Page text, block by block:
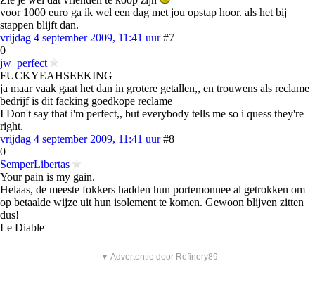
voor 1000 euro ga ik wel een dag met jou opstap hoor. als het bij
stappen blijft dan.
vrijdag 4 september 2009, 11:41 uur #7
0
jw_perfect
FUCKYEAHSEEKING
ja maar vaak gaat het dan in grotere getallen,, en trouwens als reclame
bedrijf is dit facking goedkope reclame
I Don't say that i'm perfect,, but everybody tells me so i quess they're
right.
vrijdag 4 september 2009, 11:41 uur #8
0
SemperLibertas
Your pain is my gain.
Helaas, de meeste fokkers hadden hun portemonnee al getrokken om
op betaalde wijze uit hun isolement te komen. Gewoon blijven zitten
dus!
Le Diable
▼ Advertentie door Refinery89